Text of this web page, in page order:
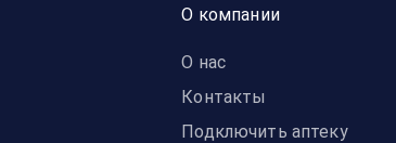
О компании
О нас
Контакты
Подключить аптеку